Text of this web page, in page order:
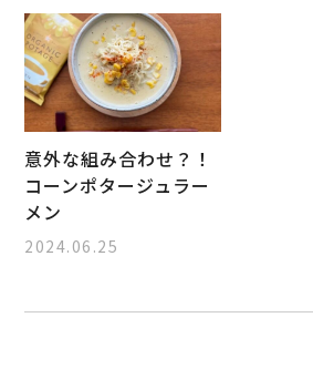
意外な組み合わせ？！
コーンポタージュラー
メン
2024.06.25